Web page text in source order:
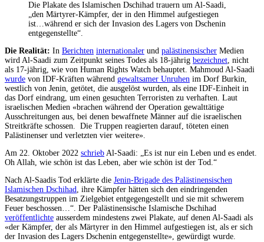
Die Plakate des Islamischen Dschihad trauern um Al-Saadi,
„den Märtyrer-Kämpfer, der in den Himmel aufgestiegen
ist…während er sich der Invasion des Lagers von Dschenin
entgegenstellte“.
Die Realität: In Berichten internationaler und palästinensischer Medien
wird Al-Saadi zum Zeitpunkt seines Todes als 18-jährig bezeichnet, nicht
als 17-jährig, wie von Human Rights Watch behauptet. Mahmoud Al-Saadi
wurde von IDF-Kräften während gewaltsamer Unruhen im Dorf Burkin,
westlich von Jenin, getötet, die ausgelöst wurden, als eine IDF-Einheit in
das Dorf eindrang, um einen gesuchten Terroristen zu verhaften. Laut
israelischen Medien «brachen während der Operation gewalttätige
Ausschreitungen aus, bei denen bewaffnete Männer auf die israelischen
Streitkräfte schossen. Die Truppen reagierten darauf, töteten einen
Palästinenser und verletzten vier weitere».
Am 22. Oktober 2022 schrieb Al-Saadi: „Es ist nur ein Leben und es endet.
Oh Allah, wie schön ist das Leben, aber wie schön ist der Tod.“
Nach Al-Saadis Tod erklärte die Jenin-Brigade des Palästinensischen
Islamischen Dschihad, ihre Kämpfer hätten sich den eindringenden
Besatzungstruppen im Zielgebiet entgegengestellt und sie mit schwerem
Feuer beschossen…“. Der Palästinensische Islamische Dschihad
veröffentlichte ausserdem mindestens zwei Plakate, auf denen Al-Saadi als
«der Kämpfer, der als Märtyrer in den Himmel aufgestiegen ist, als er sich
der Invasion des Lagers Dschenin entgegenstellte», gewürdigt wurde.